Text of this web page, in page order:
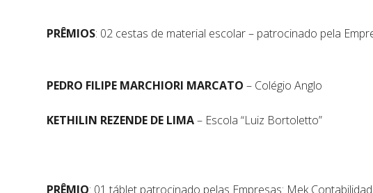
PRÊMIOS: 02 cestas de material escolar – patrocinado pela
PEDRO FILIPE MARCHIORI MARCATO – Colégio Anglo
KETHILIN REZENDE DE LIMA– Escola “Luiz Bortoletto”
PRÊMIO: 01 táblet patrocinado pelas Empresas: Mek